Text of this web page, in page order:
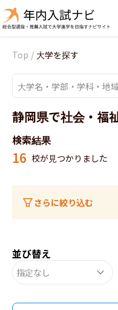
Top / 大学を探す
静岡県で社会・福
検索結果
16 校が見つかりました
さらに絞り込む
並び替え
指定なし